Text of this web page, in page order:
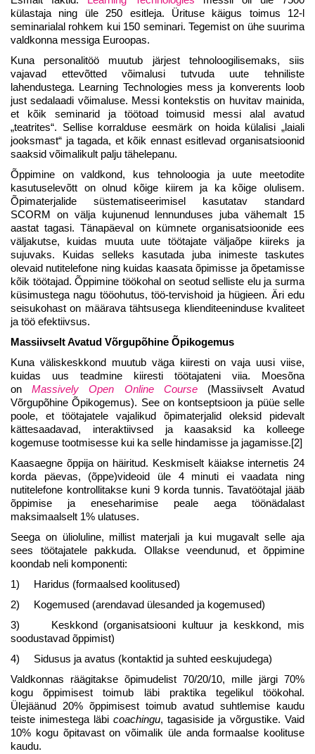
külastaja ning üle 250 esitleja. Ürituse käigus toimus 12-l
seminarialal rohkem kui 150 seminari. Tegemist on ühe suurima
valdkonna messiga Euroopas.
Kuna personalitöö muutub järjest tehnoloogilisemaks, siis
vajavad ettevõtted võimalusi tutvuda uute tehniliste
lahendustega. Learning Technologies mess ja konverents loob
just sedalaadi võimaluse. Messi kontekstis on huvitav mainida,
et kõik seminarid ja töötoad toimusid messi alal avatud
„teatrites“. Sellise korralduse eesmärk on hoida külalisi „laiali
jooksmast“ ja tagada, et kõik ennast esitlevad organisatsioonid
saaksid võimalikult palju tähelepanu.
Õppimine on valdkond, kus tehnoloogia ja uute meetodite
kasutuselevõtt on olnud kõige kiirem ja ka kõige olulisem.
Õpimaterjalide süstematiseerimisel kasutatav standard
SCORM on välja kujunenud lennunduses juba vähemalt 15
aastat tagasi. Tänapäeval on kümnete organisatsioonide ees
väljakutse, kuidas muuta uute töötajate väljaõpe kiireks ja
sujuvaks. Kuidas selleks kasutada juba inimeste taskutes
olevaid nutitelefone ning kuidas kaasata õpimisse ja õpetamisse
kõik töötajad. Õppimine töökohal on seotud selliste elu ja surma
küsimustega nagu tööohutus, töö-tervishoid ja hügieen. Äri edu
seisukohast on määrava tähtsusega klienditeeninduse kvaliteet
ja töö efektiivsus.
Massiivselt Avatud Võrgupõhine Õpikogemus
Kuna väliskeskkond muutub väga kiiresti on vaja uusi viise,
kuidas uus teadmine kiiresti töötajateni viia. Moesõna
onMassively Open Online Course
(Massiivselt Avatud
Võrgupõhine Õpikogemus). See on kontseptsioon ja püüe selle
poole, et töötajatele vajalikud õpimaterjalid oleksid pidevalt
kättesaadavad, interaktiivsed ja kaasaksid ka kolleege
kogemuse tootmisesse kui ka selle hindamisse ja jagamisse.[2]
Kaasaegne õppija on häiritud. Keskmiselt käiakse internetis 24
korda päevas, (õppe)videoid üle 4 minuti ei vaadata ning
nutitelefone kontrollitakse kuni 9 korda tunnis. Tavatöötajal jääb
õppimise ja eneseharimise peale aega töönädalast
maksimaalselt 1% ulatuses.
Seega on ülioluline, millist materjali ja kui mugavalt selle aja
sees töötajatele pakkuda. Ollakse veendunud, et õppimine
koondab neli komponenti:
1) Haridus (formaalsed koolitused)
2) Kogemused (arendavad ülesanded ja kogemused)
3) Keskkond (organisatsiooni kultuur ja keskkond, mis
soodustavad õppimist)
4) Sidusus ja avatus (kontaktid ja suhted eeskujudega)
Valdkonnas räägitakse õpimudelist 70/20/10, mille järgi 70%
kogu õppimisest toimub läbi praktika tegelikul töökohal.
Ülejäänud 20% õppimisest toimub avatud suhtlemise kaudu
teiste inimestega läbi coachingu, tagasiside ja võrgustike. Vaid
10% kogu õpitavast on võimalik üle anda formaalse koolituse
kaudu.